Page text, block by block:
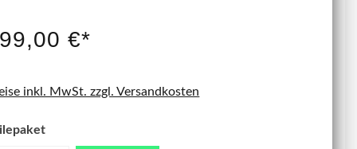
NEU €*
inkl. MwSt. zzgl. Versandkosten